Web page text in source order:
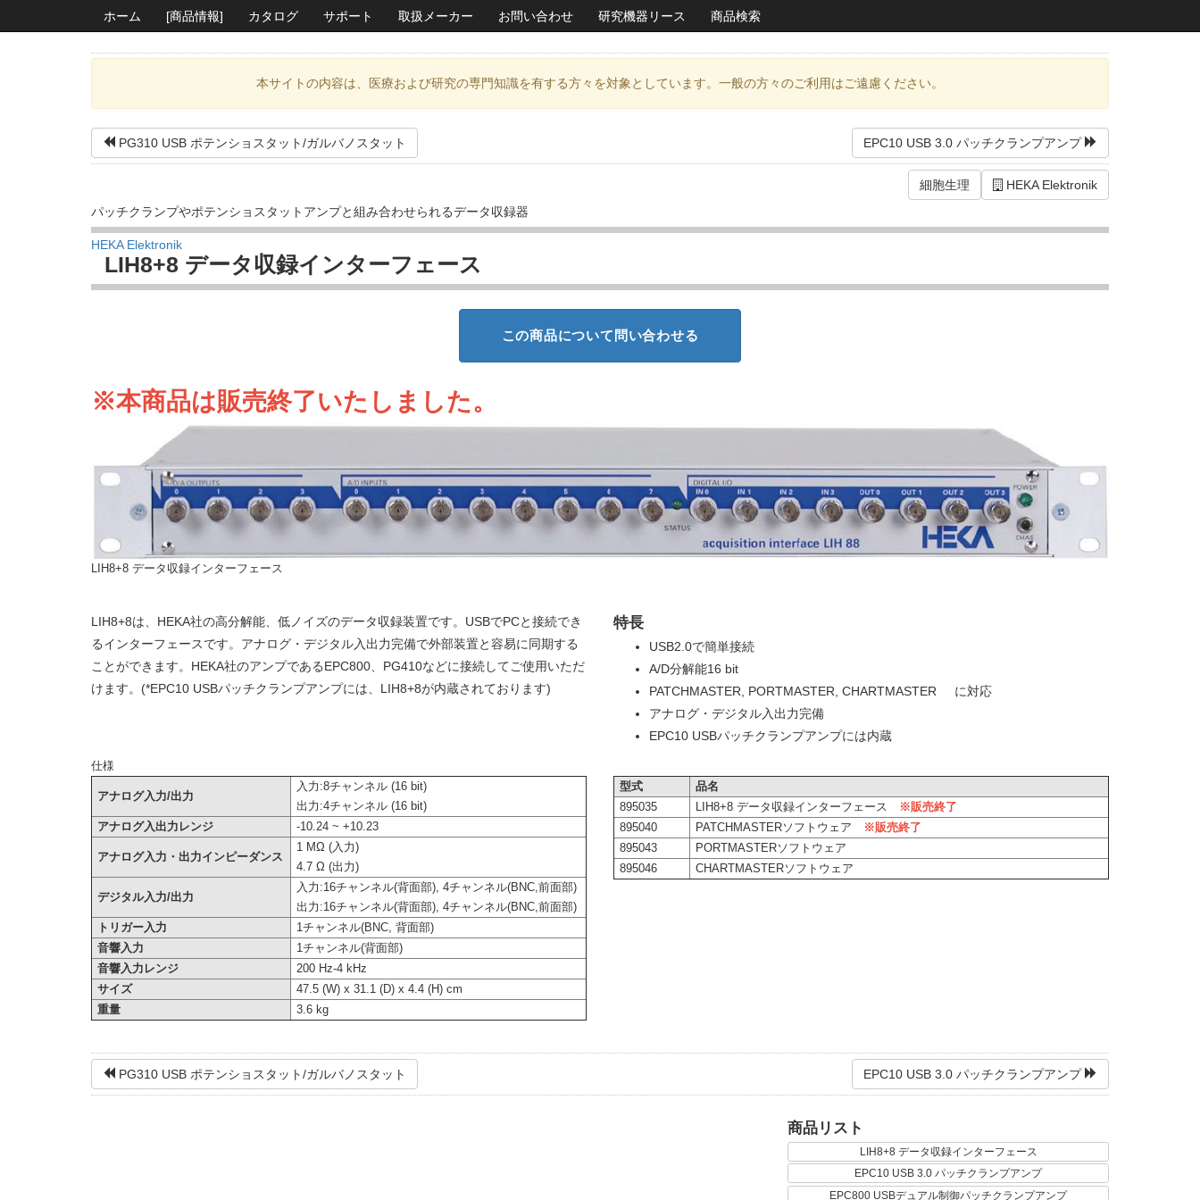
ホーム [商品情報] カタログ サポート 取扱メーカー お問い合わせ 研究機器リース 商品検索
本サイトの内容は、医療および研究の専門知識を有する方々を対象としています。一般の方々のご利用はご遠慮ください。
PG310 USB ポテンショスタット/ガルバノスタット EPC10 USB 3.0 パッチクランプアンプ
HEKA Elektronik
細胞生理
パッチクランプやポテンショスタットアンプと組み合わせられるデータ収録器
HEKA Elektronik
LIH8+8 データ収録インターフェース
この商品について問い合わせる
※本商品は販売終了いたしました。
LIH8+8 データ収録インターフェース
LIH8+8は、HEKA社の高分解能、低ノイズのデータ収録装置です。USBでPCと接続でき
るインターフェースです。アナログ・デジタル入出力完備で外部装置と容易に同期する
ことができます。HEKA社のアンプであるEPC800、PG410などに接続してご使用いただ
けます。(*EPC10 USBパッチクランプアンプには、LIH8+8が内蔵されております)
特長
USB2.0で簡単接続
A/D分解能16 bit
PATCHMASTER, PORTMASTER, CHARTMASTER に対応
アナログ・デジタル入出力完備
EPC10 USBパッチクランプアンプには内蔵
仕様
アナログ入力/出力
入力:8チャンネル (16 bit)
出力:4チャンネル (16 bit)
アナログ入出力レンジ
-10.24 ~ +10.23
アナログ入力・出力インピーダンス
1 MΩ (入力)
4.7 Ω (出力)
デジタル入力/出力
入力:16チャンネル(背面部), 4チャンネル(BNC,前面部)
出力:16チャンネル(背面部), 4チャンネル(BNC,前面部)
トリガー入力
1チャンネル(BNC, 背面部)
音響入力
1チャンネル(背面部)
音響入力レンジ
200 Hz-4 kHz
サイズ
47.5 (W) x 31.1 (D) x 4.4 (H) cm
重量
3.6 kg
型式
品名
895035
LIH8+8 データ収録インターフェース
※販売終了
895040
PATCHMASTERソフトウェア
※販売終了
895043
PORTMASTERソフトウェア
895046
CHARTMASTERソフトウェア
PG310 USB ポテンショスタット/ガルバノスタット EPC10 USB 3.0 パッチクランプアンプ
商品リスト
LIH8+8 データ収録インターフェース
EPC10 USB 3.0 パッチクランプアンプ
EPC800 USBデュアル制御パッチクランプアンプ